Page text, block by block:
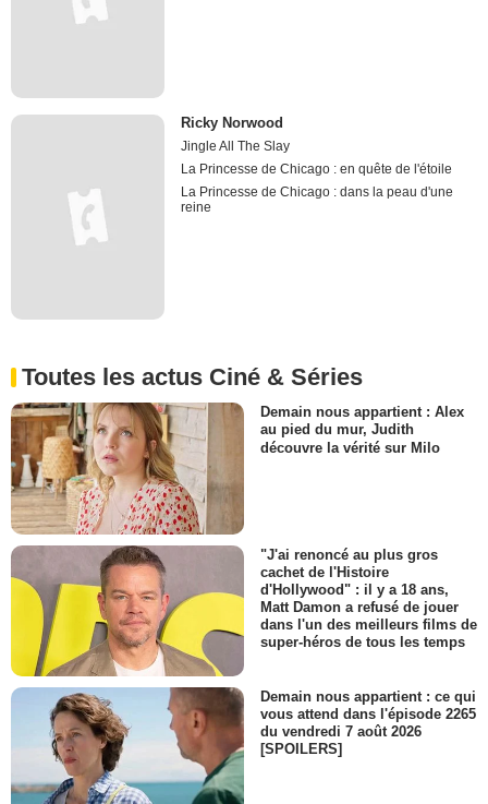
Ricky Norwood
Jingle All The Slay
La Princesse de Chicago : en quête de l'étoile
La Princesse de Chicago : dans la peau d'une
reine
Toutes les actus Ciné & Séries
Demain nous appartient : Alex
au pied du mur, Judith
découvre la vérité sur Milo
"J'ai renoncé au plus gros
cachet de l'Histoire
d'Hollywood" : il y a 18 ans,
Matt Damon a refusé de jouer
dans l'un des meilleurs films de
super-héros de tous les temps
Demain nous appartient : ce qui
vous attend dans l'épisode 2265
du vendredi 7 août 2026
[SPOILERS]